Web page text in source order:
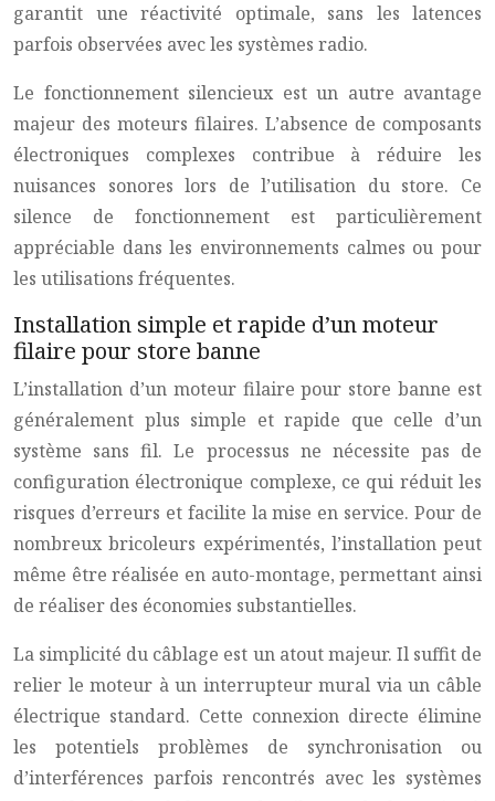
garantit une réactivité optimale, sans les latences
parfois observées avec les systèmes radio.
Le fonctionnement silencieux est un autre avantage
majeur des moteurs filaires. L’absence de composants
électroniques complexes contribue à réduire les
nuisances sonores lors de l’utilisation du store. Ce
silence de fonctionnement est particulièrement
appréciable dans les environnements calmes ou pour
les utilisations fréquentes.
Installation simple et rapide d’un moteur
filaire pour store banne
L’installation d’un moteur filaire pour store banne est
généralement plus simple et rapide que celle d’un
système sans fil. Le processus ne nécessite pas de
configuration électronique complexe, ce qui réduit les
risques d’erreurs et facilite la mise en service. Pour de
nombreux bricoleurs expérimentés, l’installation peut
même être réalisée en auto-montage, permettant ainsi
de réaliser des économies substantielles.
La simplicité du câblage est un atout majeur. Il suffit de
relier le moteur à un interrupteur mural via un câble
électrique standard. Cette connexion directe élimine
les potentiels problèmes de synchronisation ou
d’interférences parfois rencontrés avec les systèmes